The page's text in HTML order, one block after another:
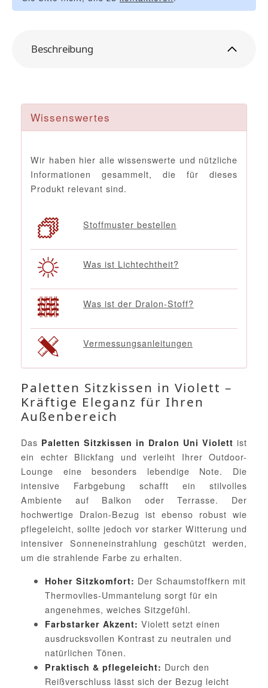
Beschreibung
Wissenswertes
Wir haben hier alle wissenswerte und nützliche
Informationen gesammelt, die für dieses
Produkt relevant sind.
Stoffmuster bestellen
Was ist Lichtechtheit?
Was ist der Dralon-Stoff?
Vermessungsanleitungen
Paletten Sitzkissen in Violett –
Kräftige Eleganz für Ihren
Außenbereich
Das Paletten Sitzkissen in Dralon Uni Violett ist
ein echter Blickfang und verleiht Ihrer Outdoor-
Lounge eine besonders lebendige Note. Die
intensive Farbgebung schafft ein stilvolles
Ambiente auf Balkon oder Terrasse. Der
hochwertige Dralon-Bezug ist ebenso robust wie
pflegeleicht, sollte jedoch vor starker Witterung und
intensiver Sonneneinstrahlung geschützt werden,
um die strahlende Farbe zu erhalten.
Hoher Sitzkomfort: Der Schaumstoffkern mit
Thermovlies-Ummantelung sorgt für ein
angenehmes, weiches Sitzgefühl.
Farbstarker Akzent: Violett setzt einen
ausdrucksvollen Kontrast zu neutralen und
natürlichen Tönen.
Praktisch & pflegeleicht: Durch den
Reißverschluss lässt sich der Bezug leicht